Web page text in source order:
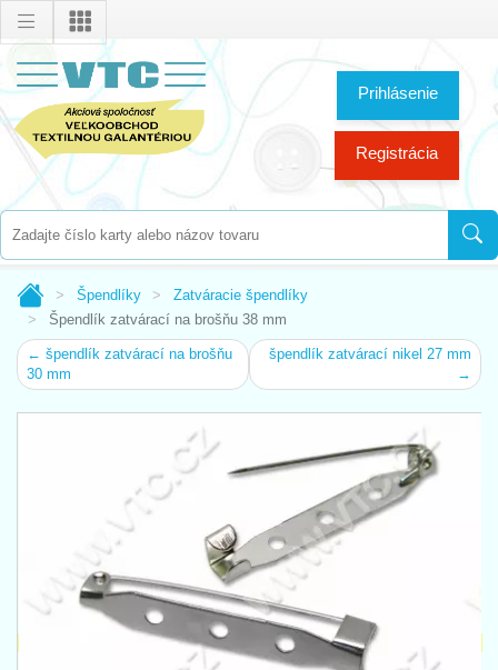
Prihlásenie
Registrácia
Špendlíky
Zatváracie špendlíky
Špendlík zatvárací na brošňu 38 mm
← špendlík zatvárací na brošňu
30 mm
špendlík zatvárací nikel 27 mm
→